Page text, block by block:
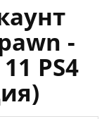
-
PS4